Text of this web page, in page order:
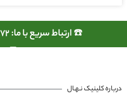
☎️ ارتباط سریع با ما: 2072 - 346 - 0911
درباره کلینیک نـهـال